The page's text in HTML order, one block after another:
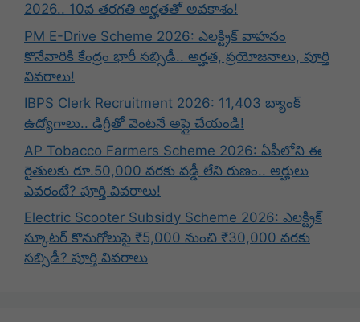
2026.. 10వ తరగతి అర్హతతో అవకాశం!
PM E-Drive Scheme 2026: ఎలక్ట్రిక్ వాహనం
కొనేవారికి కేంద్రం భారీ సబ్సిడీ.. అర్హత, ప్రయోజనాలు, పూర్తి
వివరాలు!
IBPS Clerk Recruitment 2026: 11,403 బ్యాంక్
ఉద్యోగాలు.. డిగ్రీతో వెంటనే అప్లై చేయండి!
AP Tobacco Farmers Scheme 2026: ఏపీలోని ఈ
రైతులకు రూ.50,000 వరకు వడ్డీ లేని రుణం.. అర్హులు
ఎవరంటే? పూర్తి వివరాలు!
Electric Scooter Subsidy Scheme 2026: ఎలక్ట్రిక్
స్కూటర్ కొనుగోలుపై ₹5,000 నుంచి ₹30,000 వరకు
సబ్సిడీ? పూర్తి వివరాలు